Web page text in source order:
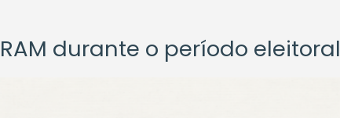
durante o período eleitoral